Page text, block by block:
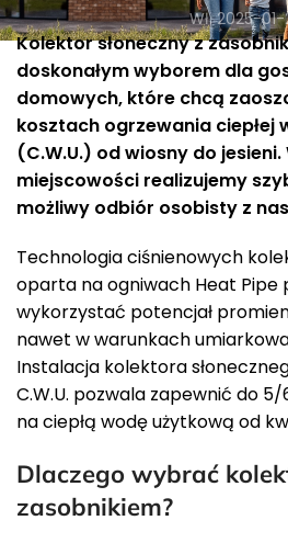
Wł. 2025-01-
Kolektor słoneczny z
doskonałym wyborem dla
domowych, które chcą
kosztach ogrzewania ciepłej
(C.W.U.) od wiosny do
miejscowości realizujemy
możliwy odbiór osobisty z
Technologia ciśnienowych
oparta na ogniwach Heat Pipe
wykorzystać potencjał
nawet w warunkach
Instalacja kolektora
C.W.U. pozwala zapewnić do
na ciepłą wodę użytkową od
Dlaczego wybrać
zasobnikiem?